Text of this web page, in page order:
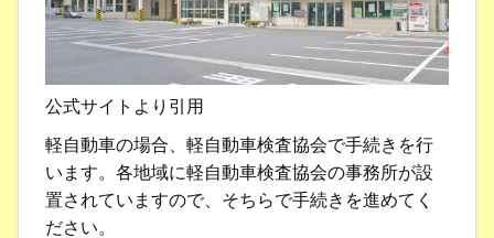
公式サイトより引用
軽自動車の場合、軽自動車検査協会で手続きを行
います。各地域に軽自動車検査協会の事務所が設
置されていますので、そちらで手続きを進めてく
ださい。